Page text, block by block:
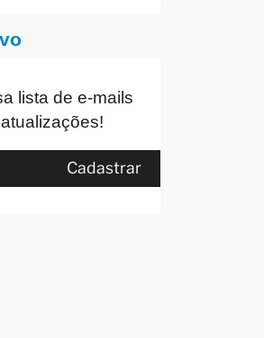
lista de e-mails
Cadastrar